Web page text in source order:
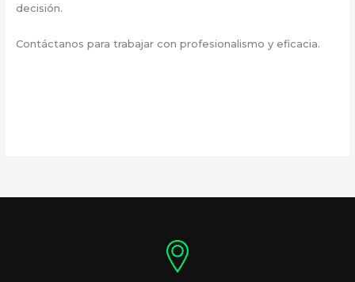
decisión.
Contáctanos para trabajar con profesionalismo y eficacia.